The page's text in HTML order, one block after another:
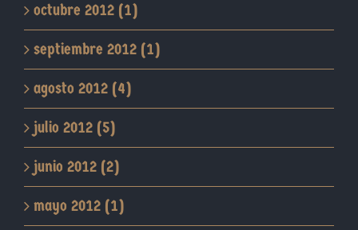
octubre 2012 (1)
septiembre 2012 (1)
agosto 2012 (4)
julio 2012 (5)
junio 2012 (2)
mayo 2012 (1)